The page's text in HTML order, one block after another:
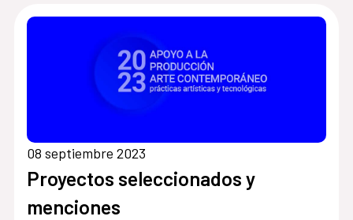
08 septiembre 2023
Proyectos seleccionados y
menciones